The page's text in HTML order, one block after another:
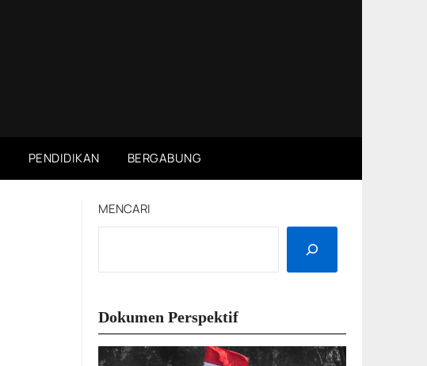
PENDIDIKAN BERGABUNG
MENCARI
Dokumen Perspektif